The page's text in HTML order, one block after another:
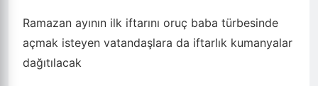
Ramazan ayının ilk iftarını oruç baba türbesinde
açmak isteyen vatandaşlara da iftarlık kumanyalar
dağıtılacak